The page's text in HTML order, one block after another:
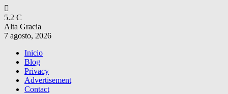
5.2 C
Alta Gracia
7 agosto, 2026
Inicio
Blog
Privacy
Advertisement
Contact